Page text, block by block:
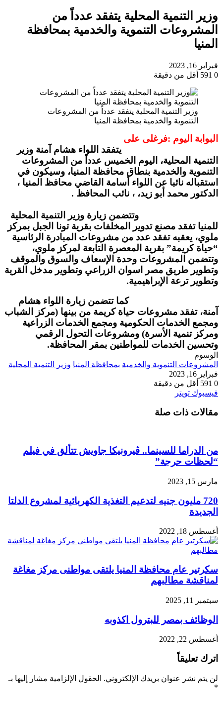
وزير التنمية المحلية يتفقد عدداً من
المشروعات التنموية والخدمية بمحافظة
المنيا
فبراير 16, 2023
0
أقل من دقيقة
وزير التنمية المحلية يتفقد عدداً من المشروعات
التنموية والخدمية بمحافظة المنيا
البوابة اليوم :فرغلى على
يتفقد اللواء هشام آمنة وزير
التنمية المحلية، اليوم الخميس عدداً من المشروعات
التنموية والخدمية بنطاق محافظة المنيا، وسيكون في
استقباله نائبا عن اللواء أسامة القاضي محافظ المنيا ،
الدكتور محمد أبو زيد، ، نائب المحافظ .
وتتضمن زيارة وزير التنمية المحلية
للمنيا تفقد مصنع تدوير المخلفات بقرية تونا الجبل بمركز
ملوي، يعقبه تفقد عدد من مشروعات المبادرة الرئاسية
“حياة كريمة” بقرية المعصرة التابعة لمركز ملوي،
وتتضمن المشروعات وحدة الإسعاف والسوق والموقف
وتطوير طريق مصر اسوان الزراعي وتطوير مدخل القرية
وتطوير ترعة الإبراهيمية.
كما تتضمن زيارة اللواء هشام
آمنة، تفقد مشروعات حياة كريمة من بينها (مركز الشباب
ومجمع الخدمات الحكومية ومجمع الخدمات الزراعية
ومركز تنمية الأسرة) ومشروعات التحول الرقمي
وتحسين الخدمات للمواطنين بمقر المحافظة.
الوسوم
المشروعات التنموية والخدمية بمحافظة المنيا وزير التنمية المحلية
فبراير 16, 2023
0
أقل من دقيقة
فيسبوك تويتر
البريد
مقالات ذات صلة
من الدراما للسينما.. ڤيرونيكا جاويش تتألق في فيلم
“لحظات حرجة”
مارس 15, 2023
720 مليون جنيه لتدعيم التغذية الكهربائية لمشروع الدلتا
الجديدة
أغسطس 18, 2022
سكرتير عام محافظة المنيا يلتقى مواطنى مركز مغاغة
لمناقشة مطالبهم
سبتمبر 11, 2025
الوظائف بمصر للبترول اكذوبه
أغسطس 22, 2022
اترك تعليقاً
لن يتم نشر عنوان بريدك الإلكتروني. الحقول الإلزامية مشار إليها بـ
*